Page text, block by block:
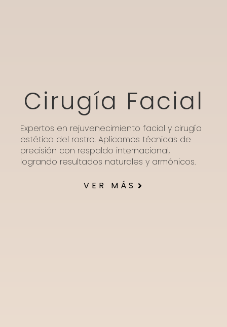
Cirugía Facial
Expertos en rejuvenecimiento facial y cirugía
estética del rostro. Aplicamos técnicas de
precisión con respaldo internacional,
logrando resultados naturales y armónicos.
VER MÁS